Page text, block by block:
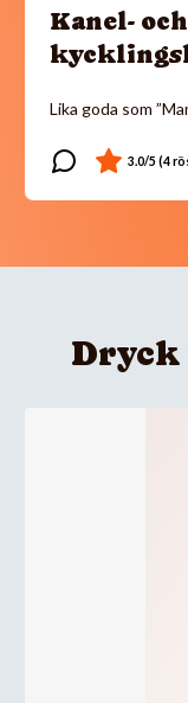
Kanel-
Lika goda som